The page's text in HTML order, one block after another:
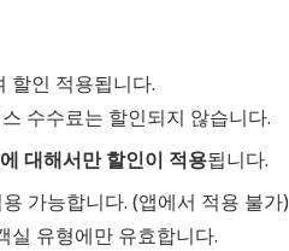
할인 적용됩니다.
수수료는 할인되지 않습니다.
대해서만 할인이 적용됩니다.
가능합니다. (앱에서 적용 불가)
실 유형에만 유효합니다.